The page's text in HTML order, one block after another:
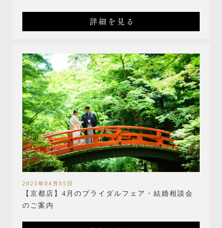
2025年04月05日
【京都店】4月のブライダルフェア・結婚相談会
のご案内